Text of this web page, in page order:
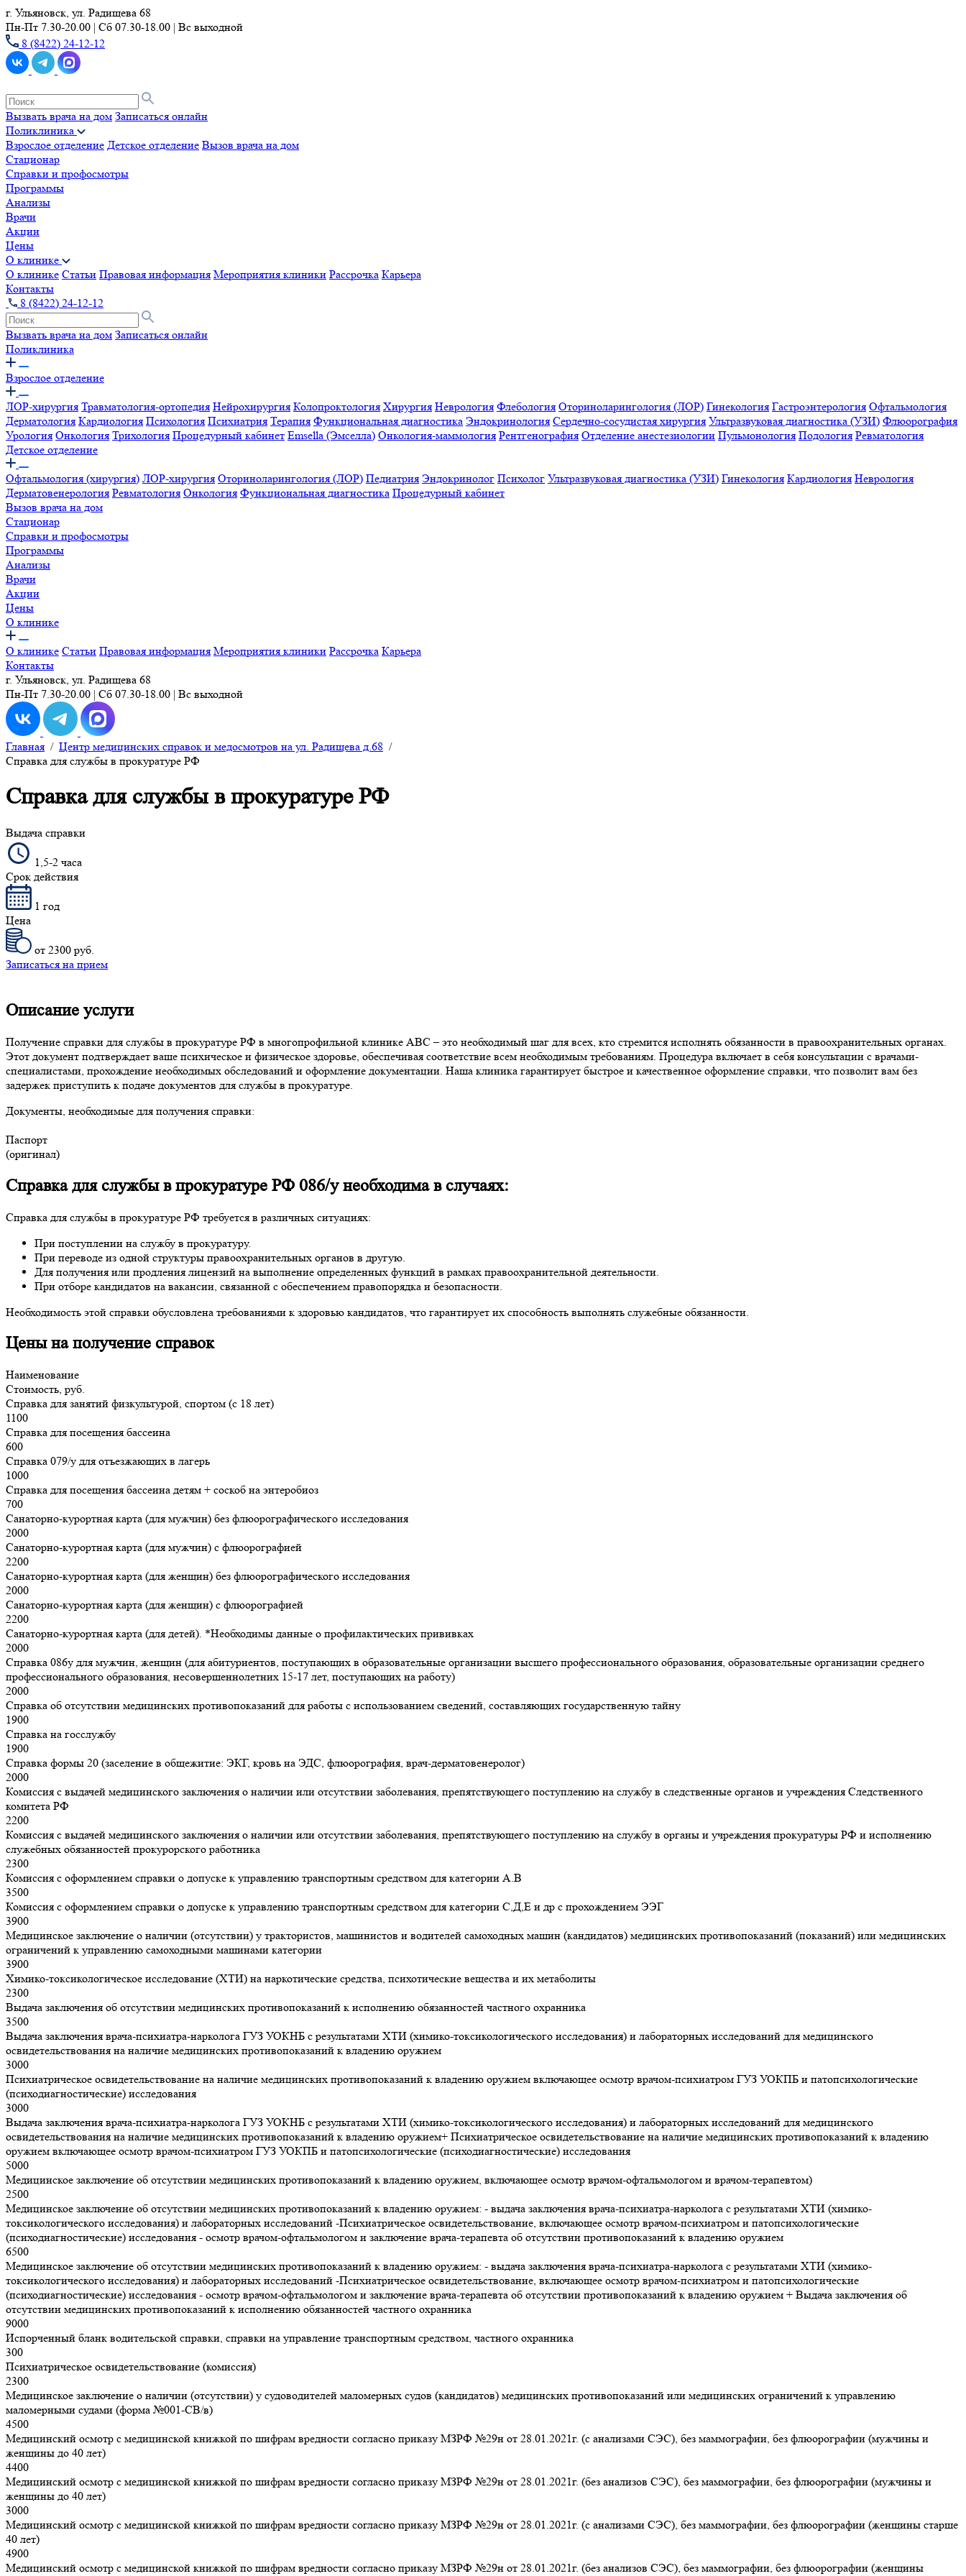
г. Ульяновск, ул. Радищева 68
Пн-Пт 7.30-20.00 | Сб 07.30-18.00 | Вс выходной
8 (8422) 24-12-12
Вызвать врача на дом Записаться онлайн
Поликлиника
Взрослое отделение Детское отделение Вызов врача на дом
Стационар
Справки и профосмотры
Программы
Анализы
Врачи
Акции
Цены
О клинике
О клинике Статьи Правовая информация Мероприятия клиники Рассрочка Карьера
Контакты
8 (8422) 24-12-12
Вызвать врача на дом Записаться онлайн
Поликлиника
Взрослое отделение
ЛОР-хирургия Травматология-ортопедия Нейрохирургия Колопроктология Хирургия Неврология Флебология Оториноларингология (ЛОР) Гинекология Гастроэнтерология Офтальмология
Дерматология Кардиология Психология Психиатрия Терапия Функциональная диагностика Эндокринология Сердечно-сосудистая хирургия Ультразвуковая диагностика (УЗИ) Флюорография
Урология Онкология Трихология Процедурный кабинет Emsella (Эмселла) Онкология-маммология Рентгенография Отделение анестезиологии Пульмонология Подология Ревматология
Детское отделение
Офтальмология (хирургия) ЛОР-хирургия Оториноларингология (ЛОР) Педиатрия Эндокринолог Психолог Ультразвуковая диагностика (УЗИ) Гинекология Кардиология Неврология
Дерматовенерология Ревматология Онкология Функциональная диагностика Процедурный кабинет
Вызов врача на дом
Стационар
Справки и профосмотры
Программы
Анализы
Врачи
Акции
Цены
О клинике
О клинике Статьи Правовая информация Мероприятия клиники Рассрочка Карьера
Контакты
г. Ульяновск, ул. Радищева 68
Пн-Пт 7.30-20.00 | Сб 07.30-18.00 | Вс выходной
Главная / Центр медицинских справок и медосмотров на ул. Радищева д.68 /
Справка для службы в прокуратуре РФ
Справка для службы в прокуратуре РФ
Выдача справки
1,5-2 часа
Срок действия
1 год
Цена
от 2300 руб.
Записаться на прием
Описание услуги
Получение справки для службы в прокуратуре РФ в многопрофильной клинике ABC – это необходимый шаг для всех, кто стремится исполнять обязанности в правоохранительных органах.
Этот документ подтверждает ваше психическое и физическое здоровье, обеспечивая соответствие всем необходимым требованиям. Процедура включает в себя консультации с врачами-
специалистами, прохождение необходимых обследований и оформление документации. Наша клиника гарантирует быстрое и качественное оформление справки, что позволит вам без
задержек приступить к подаче документов для службы в прокуратуре.
Документы, необходимые для получения справки:
Паспорт
(оригинал)
Справка для службы в прокуратуре РФ 086/у необходима в случаях:
Справка для службы в прокуратуре РФ требуется в различных ситуациях:
При поступлении на службу в прокуратуру.
При переводе из одной структуры правоохранительных органов в другую.
Для получения или продления лицензий на выполнение определенных функций в рамках правоохранительной деятельности.
При отборе кандидатов на вакансии, связанной с обеспечением правопорядка и безопасности.
Необходимость этой справки обусловлена требованиями к здоровью кандидатов, что гарантирует их способность выполнять служебные обязанности.
Цены на получение справок
Наименование
Стоимость, руб.
Справка для занятий физкультурой, спортом (с 18 лет)
1100
Справка для посещения бассеина
600
Справка 079/у для отъезжающих в лагерь
1000
Справка для посещения бассеина детям + соскоб на энтеробиоз
700
Санаторно-курортная карта (для мужчин) без флюорографического исследования
2000
Санаторно-курортная карта (для мужчин) с флюорографией
2200
Санаторно-курортная карта (для женщин) без флюорографического исследования
2000
Санаторно-курортная карта (для женщин) с флюорографией
2200
Санаторно-курортная карта (для детей). *Необходимы данные о профилактических прививках
2000
Справка 086у для мужчин, женщин (для абитуриентов, поступающих в образовательные организации высшего профессионального образования, образовательные организации среднего
профессионального образования, несовершеннолетних 15-17 лет, поступающих на работу)
2000
Справка об отсутствии медицинских противопоказаний для работы с использованием сведений, составляющих государственную тайну
1900
Справка на госслужбу
1900
Справка формы 20 (заселение в общежитие: ЭКГ, кровь на ЭДС, флюорография, врач-дерматовенеролог)
2000
Комиссия с выдачей медицинского заключения о наличии или отсутствии заболевания, препятствующего поступлению на службу в следственные органов и учреждения Следственного
комитета РФ
2200
Комиссия с выдачей медицинского заключения о наличии или отсутствии заболевания, препятствующего поступлению на службу в органы и учреждения прокуратуры РФ и исполнению
служебных обязанностей прокурорского работника
2300
Комиссия с оформлением справки о допуске к управлению транспортным средством для категории А.В
3500
Комиссия с оформлением справки о допуске к управлению транспортным средством для категории С,Д,Е и др с прохождением ЭЭГ
3900
Медицинское заключение о наличии (отсутствии) у трактористов, машинистов и водителей самоходных машин (кандидатов) медицинских противопоказаний (показаний) или медицинских
ограничений к управлению самоходными машинами категории
3900
Химико-токсикологическое исследование (ХТИ) на наркотические средства, психотические вещества и их метаболиты
2300
Выдача заключения об отсутствии медицинских противопоказаний к исполнению обязанностей частного охранника
3500
Выдача заключения врача-психиатра-нарколога ГУЗ УОКНБ с результатами ХТИ (химико-токсикологического исследования) и лабораторных исследований для медицинского
освидетельствования на наличие медицинских противопоказаний к владению оружием
3000
Психиатрическое освидетельствование на наличие медицинских противопоказаний к владению оружием включающее осмотр врачом-психиатром ГУЗ УОКПБ и патопсихологические
(психодиагностические) исследования
3000
Выдача заключения врача-психиатра-нарколога ГУЗ УОКНБ с результатами ХТИ (химико-токсикологического исследования) и лабораторных исследований для медицинского
освидетельствования на наличие медицинских противопоказаний к владению оружием+ Психиатрическое освидетельствование на наличие медицинских противопоказаний к владению
оружием включающее осмотр врачом-психиатром ГУЗ УОКПБ и патопсихологические (психодиагностические) исследования
5000
Медицинское заключение об отсутствии медицинских противопоказаний к владению оружием, включающее осмотр врачом-офтальмологом и врачом-терапевтом)
2500
Медицинское заключение об отсутствии медицинских противопоказаний к владению оружием: - выдача заключения врача-психиатра-нарколога с результатами ХТИ (химико-
токсикологического исследования) и лабораторных исследований -Психиатрическое освидетельствование, включающее осмотр врачом-психиатром и патопсихологические
(психодиагностические) исследования - осмотр врачом-офтальмологом и заключение врача-терапевта об отсутствии противопоказаний к владению оружием
6500
Медицинское заключение об отсутствии медицинских противопоказаний к владению оружием: - выдача заключения врача-психиатра-нарколога с результатами ХТИ (химико-
токсикологического исследования) и лабораторных исследований -Психиатрическое освидетельствование, включающее осмотр врачом-психиатром и патопсихологические
(психодиагностические) исследования - осмотр врачом-офтальмологом и заключение врача-терапевта об отсутствии противопоказаний к владению оружием + Выдача заключения об
отсутствии медицинских противопоказаний к исполнению обязанностей частного охранника
9000
Испорченный бланк водительской справки, справки на управление транспортным средством, частного охранника
300
Психиатрическое освидетельствование (комиссия)
2300
Медицинское заключение о наличии (отсутствии) у судоводителей маломерных судов (кандидатов) медицинских противопоказаний или медицинских ограничений к управлению
маломерными судами (форма №001-СВ/в)
4500
Медицинский осмотр с медицинской книжкой по шифрам вредности согласно приказу МЗРФ №29н от 28.01.2021г. (с анализами СЭС), без маммографии, без флюорографии (мужчины и
женщины до 40 лет)
4400
Медицинский осмотр с медицинской книжкой по шифрам вредности согласно приказу МЗРФ №29н от 28.01.2021г. (без анализов СЭС), без маммографии, без флюорографии (мужчины и
женщины до 40 лет)
3000
Медицинский осмотр с медицинской книжкой по шифрам вредности согласно приказу МЗРФ №29н от 28.01.2021г. (с анализами СЭС), без маммографии, без флюорографии (женщины старше
40 лет)
4900
Медицинский осмотр с медицинской книжкой по шифрам вредности согласно приказу МЗРФ №29н от 28.01.2021г. (без анализов СЭС), без маммографии, без флюорографии (женщины